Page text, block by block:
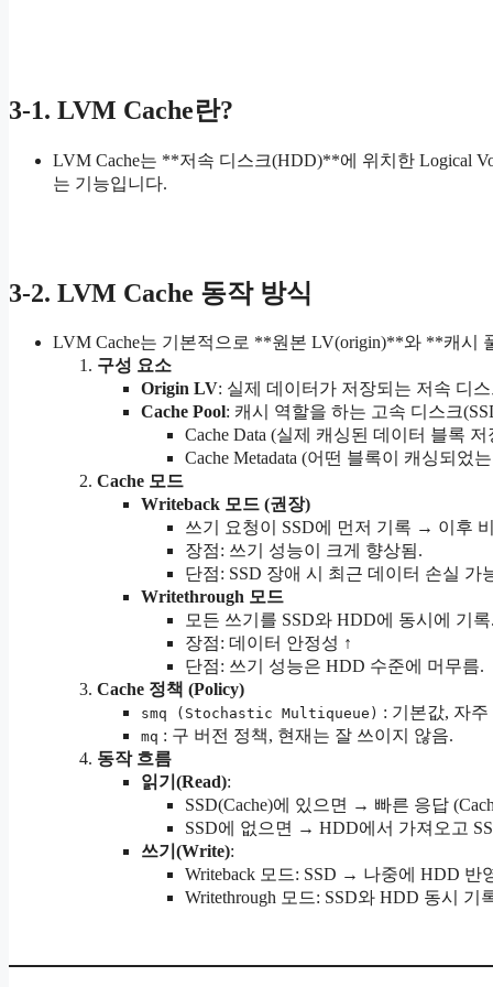
3-1. LVM Cache란?
LVM Cache는 **저속 디스크(HDD)**에 위치한 Logical
는 기능입니다.
3-2. LVM Cache 동작 방식
LVM Cache는 기본적으로 **원본 LV(origin)**와 **캐시
구성 요소
Origin LV: 실제 데이터가 저장되는 저속 디
Cache Pool: 캐시 역할을 하는 고속 디스크
Cache Data (실제 캐싱된 데이터 블록 저
Cache Metadata (어떤 블록이 캐싱되었
Cache 모드
Writeback 모드 (권장)
쓰기 요청이 SSD에 먼저 기록 → 이후
장점: 쓰기 성능이 크게 향상됨.
단점: SSD 장애 시 최근 데이터 손실 가
Writethrough 모드
모든 쓰기를 SSD와 HDD에 동시에 기
장점: 데이터 안정성 ↑
단점: 쓰기 성능은 HDD 수준에 머무름.
Cache 정책 (Policy)
smq (Stochastic Multiqueue) : 기본값, 자
mq : 구 버전 정책, 현재는 잘 쓰이지 않음.
동작 흐름
읽기(Read):
SSD(Cache)에 있으면 → 빠른 응답
SSD에 없으면 → HDD에서 가져오고
쓰기(Write):
Writeback 모드: SSD → 나중에 HDD 반
Writethrough 모드: SSD와 HDD 동시 기